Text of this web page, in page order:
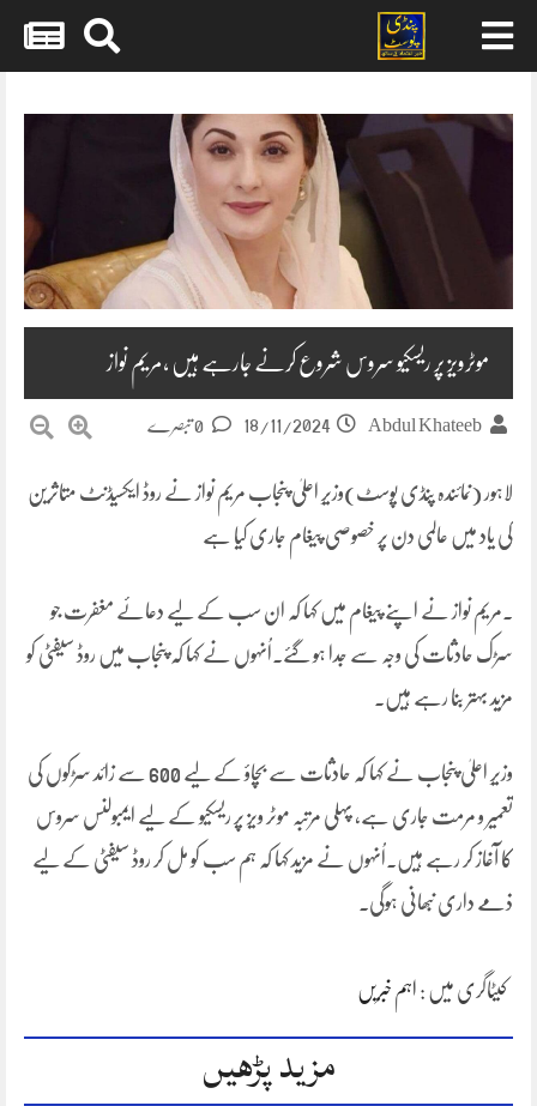
content
موٹرویز پر ریسکیو سروس شروع کرنے جارہے ہیں ،مریم نواز
Abdul Khateeb
18/11/2024
لاہور (نمائندہ پنڈی پوسٹ)وزیرِ اعلیٰ پنجاب مریم نواز نے روڈ ایکسیڈنٹ متاثرین
کی یاد میں عالمی دن پر خصوصی پیغام جاری کیا ہے
۔مریم نواز نے اپنے پیغام میں کہا کہ ان سب کے لیے دعائے مغفرت جو
سڑک حادثات کی وجہ سے جدا ہو گئے۔اُنہوں نے کہا کہ پنجاب میں روڈ سیفٹی کو
مزید بہتر بنا رہے ہیں۔
وزیرِ اعلیٰ پنجاب نے کہا کہ حادثات سے بچاؤ کے لیے 600 سے زائد سڑکوں کی
تعمیر و مرمت جاری ہے، پہلی مرتبہ موٹر ویز پر ریسکیو کے لیے ایمبولنس سروس
کا آغاز کر رہے ہیں۔اُنہوں نے مزید کہا کہ ہم سب کو مل کر روڈ سیفٹی کے لیے
ذمے داری نبھانی ہوگی۔
کیٹاگری میں : اہم خبریں
مزید پڑھیں